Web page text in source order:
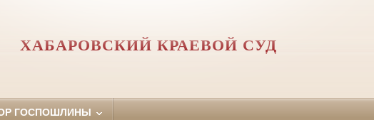
ХАБАРОВСКИЙ КРАЕВОЙ СУД
ГОСПОШЛИНЫ